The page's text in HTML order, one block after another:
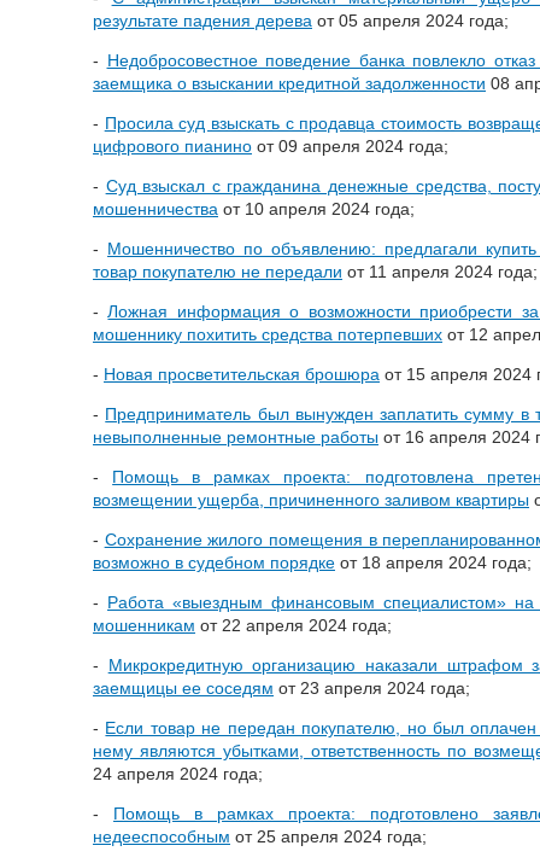
результате падения дерева от 05 апреля 2024 года;
- Недобросовестное поведение банка повлекло
заемщика о взыскании кредитной задолженности 08
- Просила суд взыскать с продавца стоимость
цифрового пианино от 09 апреля 2024 года;
- Суд взыскал с гражданина денежные средства,
мошенничества от 10 апреля 2024 года;
- Мошенничество по объявлению: предлагали
товар покупателю не передали от 11 апреля 2024 года;
-Ложная информация о возможности приобрести за
мошеннику похитить средства потерпевших от 12
- Новая просветительская брошюра от 15 апреля 2024
- Предприниматель был вынужден заплатить сумму
невыполненные ремонтные работы от 16 апреля 2024
- Помощь в рамках проекта: подготовлена
возмещении ущерба, причиненного заливом квартиры
- Сохранение жилого помещения в
возможно в судебном порядке от 18 апреля 2024 года;
- Работа «выездным финансовым специалистом» на
мошенникам от 22 апреля 2024 года;
- Микрокредитную организацию наказали штрафом
заемщицы ее соседям от 23 апреля 2024 года;
- Если товар не передан покупателю, но был
нему являются убытками, ответственность по
24 апреля 2024 года;
- Помощь в рамках проекта: подготовлено
недееспособным от 25 апреля 2024 года;